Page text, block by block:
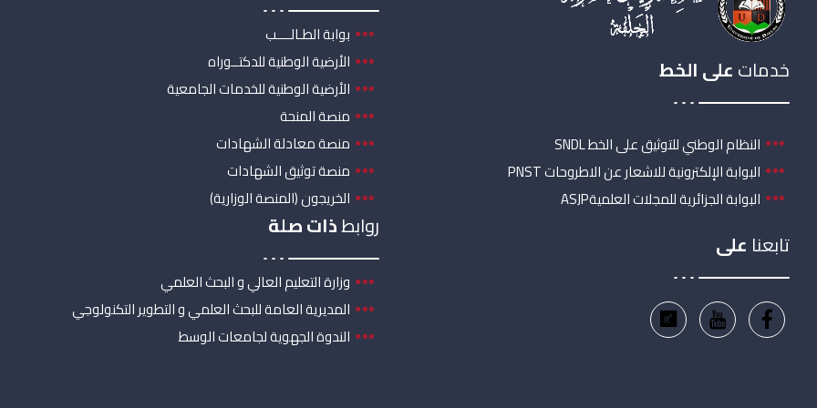
خدماتعلى الخط
النظام الوطني للتوثيق على الخط SNDL
البوابة الإلكترونية للاشعار عن الاطروحات PNST
البوابة الجزائرية للمجلات العلميةASJP
تابعنا على
بوابة الطـالــــب
الأرضية الوطنية للدكتــوراه
الأرضية الوطنية للخدمات الجامعية
منصة المنحة
منصة معادلة الشهادات
منصة توثيق الشهادات
الخريجون (المنصة الوزارية)
روابطذات صلة
وزارة التعليم العالي و البحث العلمي
المديرية العامة للبحث العلمي و التطوير التكنولوجي
الندوة الجهوية لجامعات الوسط